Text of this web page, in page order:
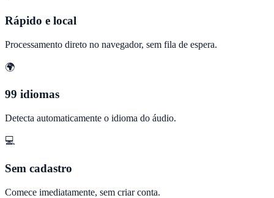
Rápido e local
Processamento direto no navegador, sem fila de espera.
🌍
99 idiomas
Detecta automaticamente o idioma do áudio.
💻
Sem cadastro
Comece imediatamente, sem criar conta.